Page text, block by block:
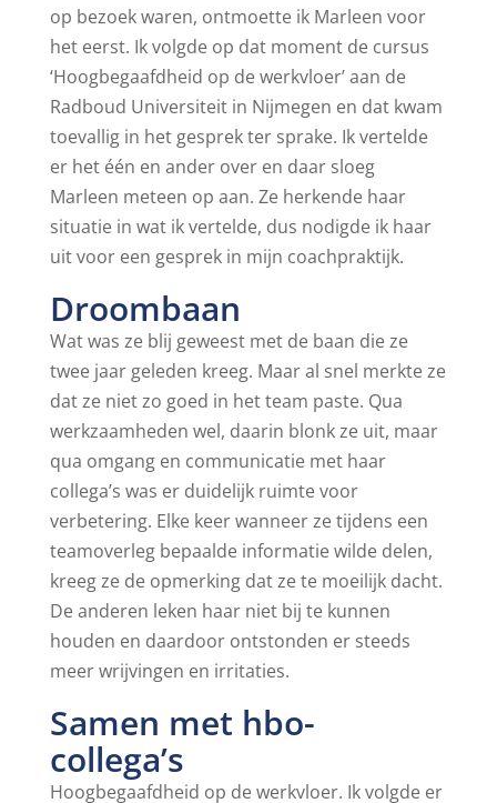
op bezoek waren, ontmoette ik Marleen voor
het eerst. Ik volgde op dat moment de cursus
‘Hoogbegaafdheid op de werkvloer’ aan de
Radboud Universiteit in Nijmegen en dat kwam
toevallig in het gesprek ter sprake. Ik vertelde
er het één en ander over en daar sloeg
Marleen meteen op aan. Ze herkende haar
situatie in wat ik vertelde, dus nodigde ik haar
uit voor een gesprek in mijn coachpraktijk.
Droombaan
Wat was ze blij geweest met de baan die ze
twee jaar geleden kreeg. Maar al snel merkte ze
dat ze niet zo goed in het team paste. Qua
werkzaamheden wel, daarin blonk ze uit, maar
qua omgang en communicatie met haar
collega’s was er duidelijk ruimte voor
verbetering. Elke keer wanneer ze tijdens een
teamoverleg bepaalde informatie wilde delen,
kreeg ze de opmerking dat ze te moeilijk dacht.
De anderen leken haar niet bij te kunnen
houden en daardoor ontstonden er steeds
meer wrijvingen en irritaties.
Samen met hbo-
collega’s
Hoogbegaafdheid op de werkvloer. Ik volgde er